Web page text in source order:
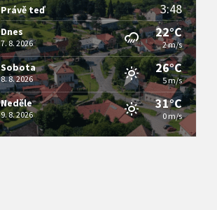
Právě teď 3:48
Dnes
7. 8. 2026
22°C
2 m/s
Sobota
8. 8. 2026
26°C
5 m/s
Neděle
9. 8. 2026
31°C
0 m/s